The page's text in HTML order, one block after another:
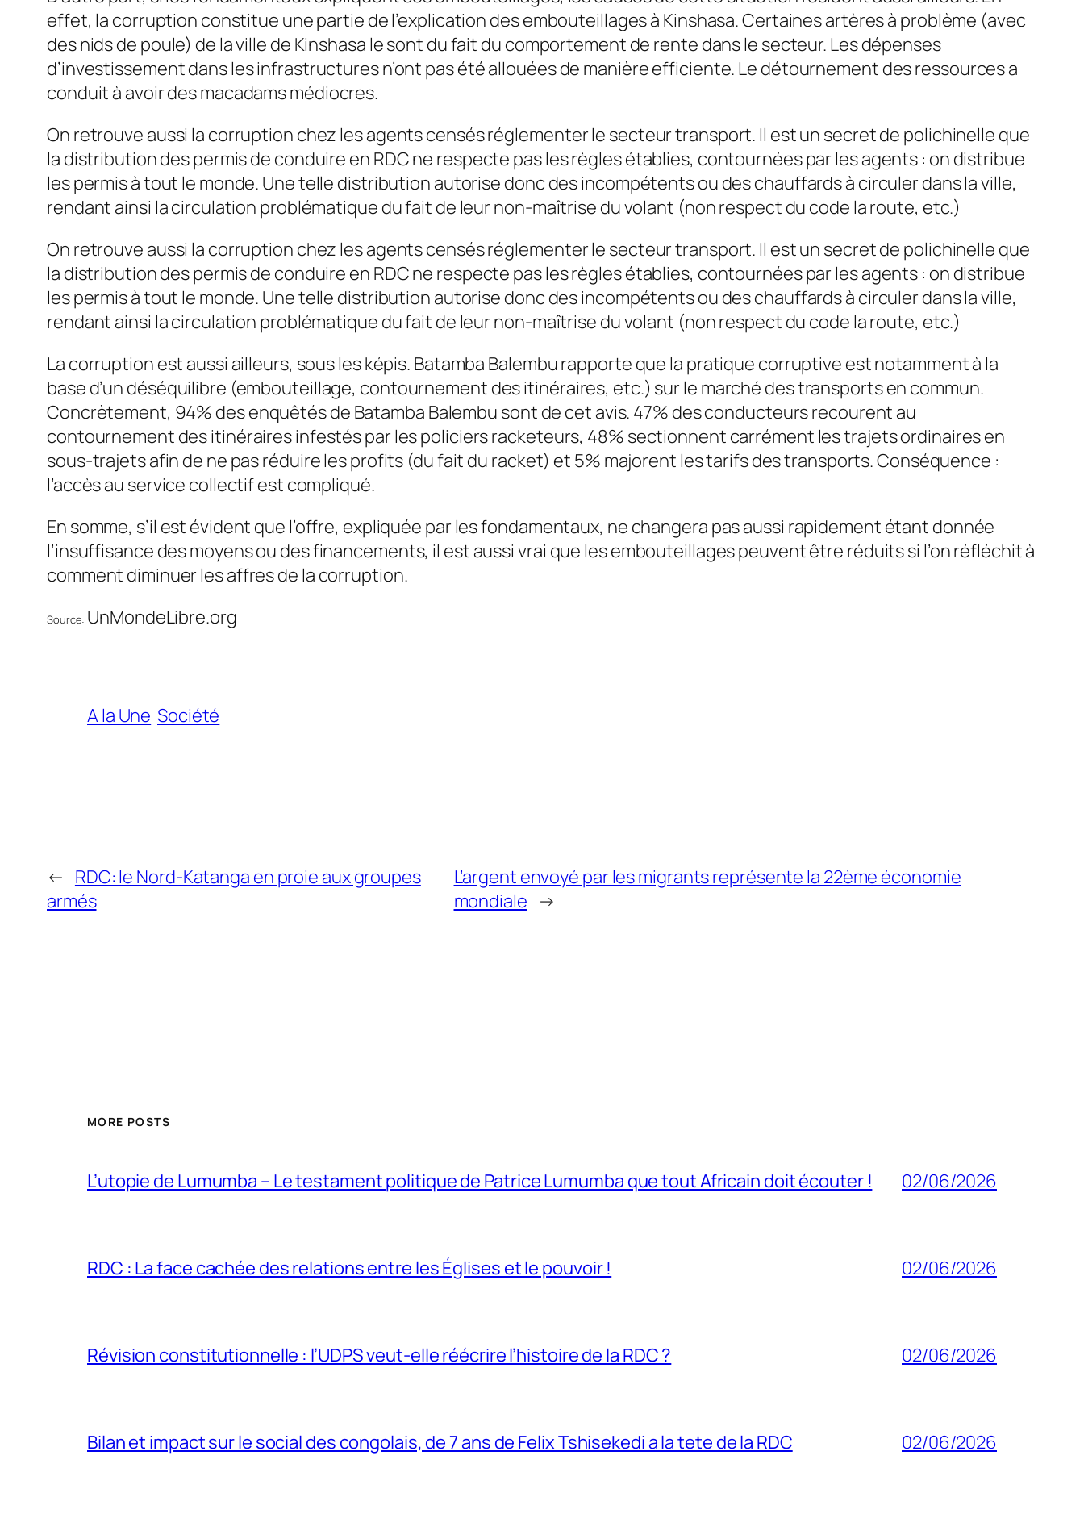
effet, la corruption constitue une partie de l’explication des embouteillages à Kinshasa. Certaines artères à problème (avec
des nids de poule) de la ville de Kinshasa le sont du fait du comportement de rente dans le secteur. Les dépenses
d’investissement dans les infrastructures n’ont pas été allouées de manière efficiente. Le détournement des ressources a
conduit à avoir des macadams médiocres.
On retrouve aussi la corruption chez les agents censés réglementer le secteur transport. Il est un secret de polichinelle que
la distribution des permis de conduire en RDC ne respecte pas les règles établies, contournées par les agents : on distribue
les permis à tout le monde. Une telle distribution autorise donc des incompétents ou des chauffards à circuler dans la ville,
rendant ainsi la circulation problématique du fait de leur non-maîtrise du volant (non respect du code la route, etc.)
On retrouve aussi la corruption chez les agents censés réglementer le secteur transport. Il est un secret de polichinelle que
la distribution des permis de conduire en RDC ne respecte pas les règles établies, contournées par les agents : on distribue
les permis à tout le monde. Une telle distribution autorise donc des incompétents ou des chauffards à circuler dans la ville,
rendant ainsi la circulation problématique du fait de leur non-maîtrise du volant (non respect du code la route, etc.)
La corruption est aussi ailleurs, sous les képis. Batamba Balembu rapporte que la pratique corruptive est notamment à la
base d’un déséquilibre (embouteillage, contournement des itinéraires, etc.) sur le marché des transports en commun.
Concrètement, 94% des enquêtés de Batamba Balembu sont de cet avis. 47% des conducteurs recourent au
contournement des itinéraires infestés par les policiers racketeurs, 48% sectionnent carrément les trajets ordinaires en
sous-trajets afin de ne pas réduire les profits (du fait du racket) et 5% majorent les tarifs des transports. Conséquence :
l’accès au service collectif est compliqué.
En somme, s’il est évident que l’offre, expliquée par les fondamentaux, ne changera pas aussi rapidement étant donnée
l’insuffisance des moyens ou des financements, il est aussi vrai que les embouteillages peuvent être réduits si l’on réfléchit à
comment diminuer les affres de la corruption.
Source: UnMondeLibre.org
A la Une Société
← RDC: le Nord-Katanga en proie aux groupes
armés
L’argent envoyé par les migrants représente la 22ème économie
mondiale →
MORE POSTS
L’utopie de Lumumba – Le testament politique de Patrice Lumumba que tout Africain doit écouter ! 02/06/2026
RDC : La face cachée des relations entre les Églises et le pouvoir ! 02/06/2026
Révision constitutionnelle : l’UDPS veut-elle réécrire l’histoire de la RDC ? 02/06/2026
Bilan et impact sur le social des congolais, de 7 ans de Felix Tshisekedi a la tete de la RDC 02/06/2026